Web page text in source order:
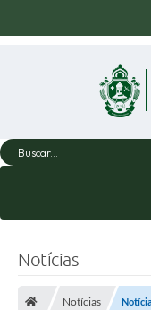
Buscar...
Notícias
Notícias